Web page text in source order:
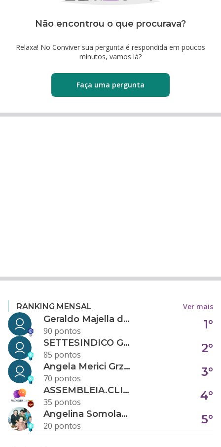
Não encontrou o que procurava?
Relaxa! No Conviver sua pergunta é respondida em poucos
minutos, vamos lá?
Faça uma pergunta
RANKING MENSAL Ver mais
Geraldo Majella da Silva
90 pontos
1°
SETTESINDICO GOVERNANÇA CONDOMINIAL
85 pontos
2°
Angela Merici Grzybowski
70 pontos
3°
ASSEMBLEIA.CLICK
35 pontos
4°
Angelina Somolanji R. Oliveira
20 pontos
5°